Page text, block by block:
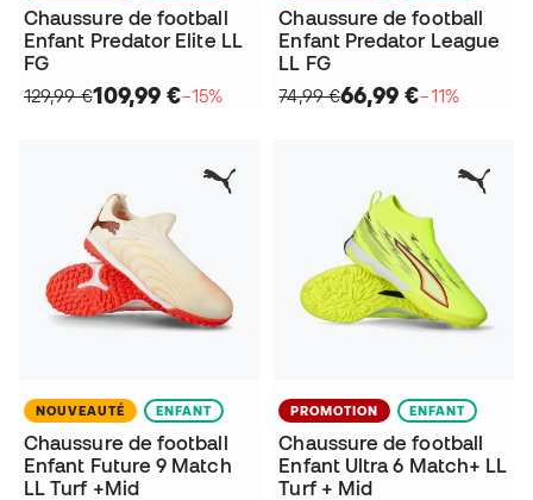
Chaussure de football
Enfant Predator Elite LL
FG
129,99 €109,99 €−15%
Chaussure de football
Enfant Predator League
LL FG
74,99 €66,99 €−11%
NOUVEAUTÉ ENFANT
Chaussure de football
Enfant Future 9 Match
LL Turf +Mid
PROMOTION ENFANT
Chaussure de football
Enfant Ultra 6 Match+ LL
Turf + Mid